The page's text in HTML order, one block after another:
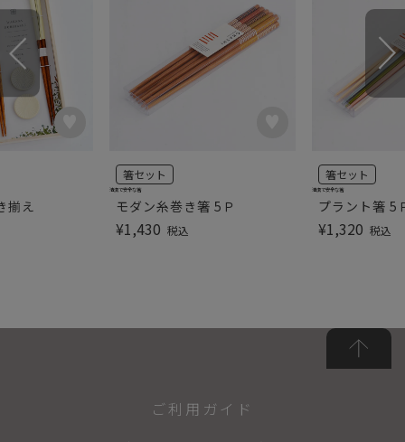
揃え モダン糸巻き箸 5Ｐ
箸セット
¥1,430 税込
清潔で安全な箸
プラント箸 5
箸セット
¥1,320 税込
清潔で安全な箸
ご利用ガイド